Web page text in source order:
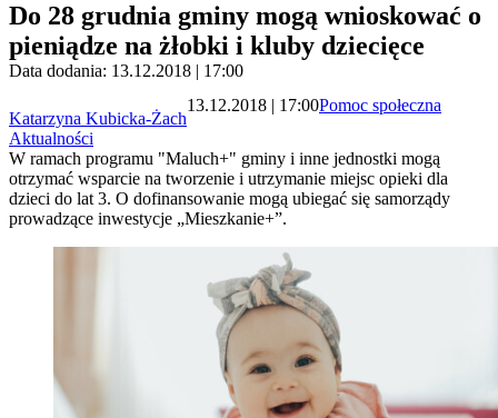
Do 28 grudnia gminy mogą wnioskować o
pieniądze na żłobki i kluby dziecięce
Data dodania: 13.12.2018 | 17:00
Katarzyna Kubicka-Żach
13.12.2018 | 17:00Pomoc społeczna
Aktualności
W ramach programu "Maluch+" gminy i inne jednostki mogą
otrzymać wsparcie na tworzenie i utrzymanie miejsc opieki dla
dzieci do lat 3. O dofinansowanie mogą ubiegać się samorządy
prowadzące inwestycje „Mieszkanie+”.